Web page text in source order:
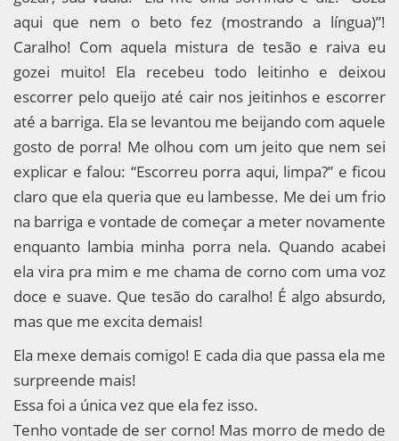
aqui que nem o beto fez (mostrando a língua)”!
Caralho! Com aquela mistura de tesão e raiva eu
gozei muito! Ela recebeu todo leitinho e deixou
escorrer pelo queijo até cair nos jeitinhos e escorrer
até a barriga. Ela se levantou me beijando com aquele
gosto de porra! Me olhou com um jeito que nem sei
explicar e falou: “Escorreu porra aqui, limpa?” e ficou
claro que ela queria que eu lambesse. Me dei um frio
na barriga e vontade de começar a meter novamente
enquanto lambia minha porra nela. Quando acabei
ela vira pra mim e me chama de corno com uma voz
doce e suave. Que tesão do caralho! É algo absurdo,
mas que me excita demais!
Ela mexe demais comigo! E cada dia que passa ela me
surpreende mais!
Essa foi a única vez que ela fez isso.
Tenho vontade de ser corno! Mas morro de medo de